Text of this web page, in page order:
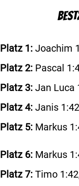
Platz 1: Joachim
Platz 2: Pascal
Platz 3: Jan Luca
Platz 4: Janis
Platz 5: Markus
Platz 6: Markus
Platz 7: Timo